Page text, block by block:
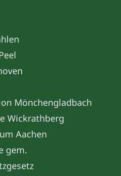
Mönchengladbach
Wickrathberg
Aachen
gem.